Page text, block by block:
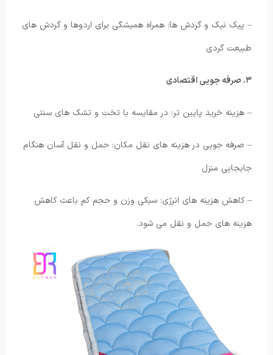
– پیک نیک و گردش ها: همراه همیشگی برای اردوها و گردش های
طبیعت گردی
۳. صرفه جویی اقتصادی
– هزینه خرید پایین تر: در مقایسه با تخت و تشک های سنتی
– صرفه جویی در هزینه های نقل مکان: حمل و نقل آسان هنگام
جابجایی منزل
– کاهش هزینه های انرژی: سبکی وزن و حجم کم باعث کاهش
هزینه های حمل و نقل می شود.